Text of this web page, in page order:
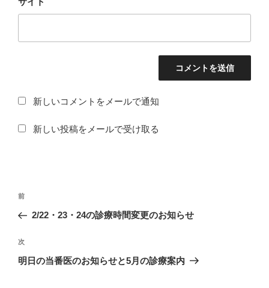
新しいコメントをメールで通知
新しい投稿をメールで受け取る
投
ビ
ゲ
過
去
投
稿
前
2/22・23・24の診療時間変更のお知らせ
次
の
次
明日の当番医のお知らせと5月の診療案内